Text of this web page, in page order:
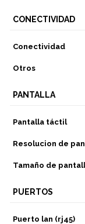
CONECTIVIDAD
Conectividad
Otros
PANTALLA
Pantalla táctil
Resolucion de
Tamaño de
PUERTOS
Puerto lan (rj45)